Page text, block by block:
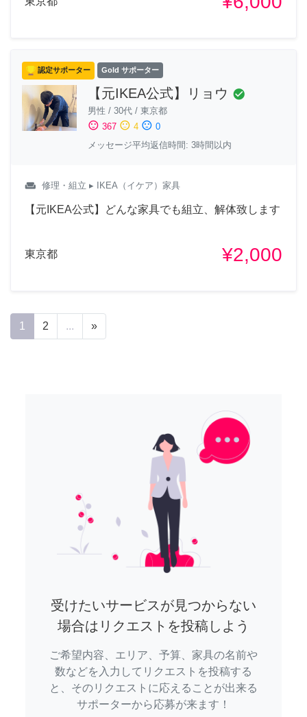
認定サポーター Gold サポーター
【元IKEA公式】リョウ check_circle
男性 / 30代 / 東京都
sentiment_satisfied 367 sentiment_neutral 4 sentiment_dissatisfied 0
メッセージ平均返信時間: 3時間以内
weekend 修理・組立 ▸ IKEA（イケア）家具
【元IKEA公式】どんな家具でも組立、解体致します
東京都 ¥2,000
1 2 ... »
受けたいサービスが見つからない
場合はリクエストを投稿しよう
ご希望内容、エリア、予算、家具の名前や
数などを入力してリクエストを投稿する
と、そのリクエストに応えることが出来る
サポーターから応募が来ます！